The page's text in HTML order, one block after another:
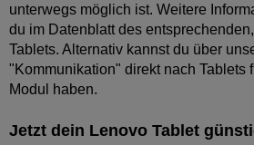
unterwegs möglich ist. Weitere
du im Datenblatt des
Tablets. Alternativ kannst du über
"Kommunikation" direkt nach Tablets
Modul haben.
Jetzt dein Lenovo Tablet